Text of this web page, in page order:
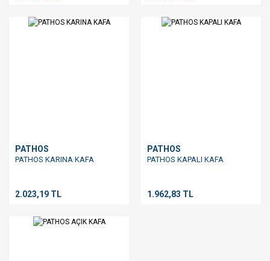
PATHOS
PATHOS KARINA KAFA
2.023,19 TL
PATHOS
PATHOS KAPALI KAFA
1.962,83 TL